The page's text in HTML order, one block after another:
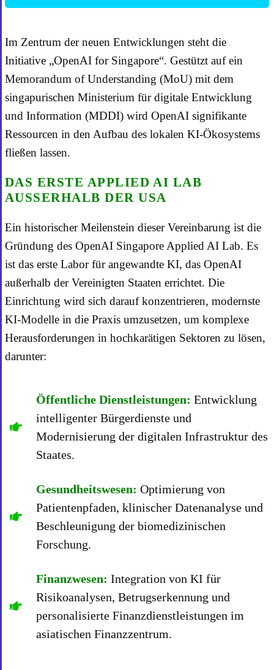
Im Zentrum der neuen Entwicklungen steht die
Initiative „OpenAI for Singapore“. Gestützt auf ein
Memorandum of Understanding (MoU) mit dem
singapurischen Ministerium für digitale Entwicklung
und Information (MDDI) wird OpenAI signifikante
Ressourcen in den Aufbau des lokalen KI-Ökosystems
fließen lassen.
DAS ERSTE APPLIED AI LAB
AUSSERHALB DER USA
Ein historischer Meilenstein dieser Vereinbarung ist die
Gründung des OpenAI Singapore Applied AI Lab. Es
ist das erste Labor für angewandte KI, das OpenAI
außerhalb der Vereinigten Staaten errichtet. Die
Einrichtung wird sich darauf konzentrieren, modernste
KI-Modelle in die Praxis umzusetzen, um komplexe
Herausforderungen in hochkarätigen Sektoren zu lösen,
darunter:
Öffentliche Dienstleistungen: Entwicklung
intelligenter Bürgerdienste und
Modernisierung der digitalen Infrastruktur des
Staates.
Gesundheitswesen: Optimierung von
Patientenpfaden, klinischer Datenanalyse und
Beschleunigung der biomedizinischen
Forschung.
Finanzwesen: Integration von KI für
Risikoanalysen, Betrugserkennung und
personalisierte Finanzdienstleistungen im
asiatischen Finanzzentrum.